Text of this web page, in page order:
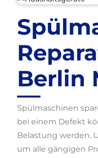
Berlin
Spülmaschinen
bei einem Defekt
Belastung werden.
um alle gängigen